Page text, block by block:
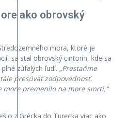
ako obrovský
mora, ktoré je
sa stal obrovský cintorín, kde sa
zúfalých ľudí. „Prestaňme
presúvať zodpovednosť.
more premenilo na more smrti,“
z Grécka do Turecka viac ako